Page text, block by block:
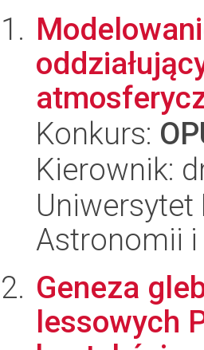
Konkurs:
Kierownik:
Uniwersytet
Astronomii
Geneza
lessowych